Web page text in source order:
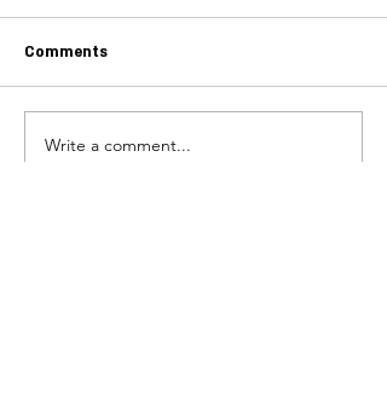
עוגת שזיפים* קייצית רומנית
Comments
Write a comment...